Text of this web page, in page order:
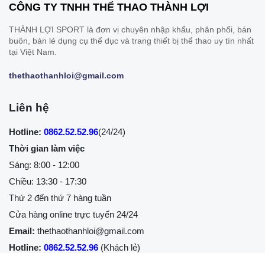
CÔNG TY TNHH THỂ THAO THÀNH LỢI
THÀNH LỢI SPORT là đơn vị chuyên nhập khẩu, phân phối, bán
buôn, bán lẻ dụng cụ thể dục và trang thiết bị thể thao uy tín nhất
tại Việt Nam.
thethaothanhloi@gmail.com
Liên hệ
Hotline: 0862.52.52.96(24/24)
Thời gian làm việc
Sáng: 8:00 - 12:00
Chiều: 13:30 - 17:30
Thứ 2 đến thứ 7 hàng tuần
Cửa hàng online trực tuyến 24/24
Email: thethaothanhloi@gmail.com
Hotline: 0862.52.52.96 (Khách lẻ)